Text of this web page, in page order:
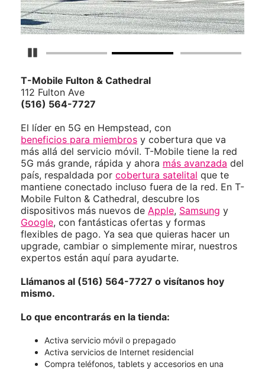
Detener carrusel
T-Mobile Fulton & Cathedral
112 Fulton Ave
(516) 564-7727
El líder en 5G en Hempstead, con
beneficios para miembros y cobertura que va
más allá del servicio móvil. T-Mobile tiene la red
5G más grande, rápida y ahora más avanzada del
país, respaldada por cobertura satelital que te
mantiene conectado incluso fuera de la red. En T-
Mobile Fulton & Cathedral, descubre los
dispositivos más nuevos de Apple, Samsung y
Google, con fantásticas ofertas y formas
flexibles de pago. Ya sea que quieras hacer un
upgrade, cambiar o simplemente mirar, nuestros
expertos están aquí para ayudarte.
Llámanos al (516) 564-7727 o visítanos hoy
mismo.
Lo que encontrarás en la tienda:
Activa servicio móvil o prepagado
Activa servicios de Internet residencial
Compra teléfonos, tablets y accesorios en una